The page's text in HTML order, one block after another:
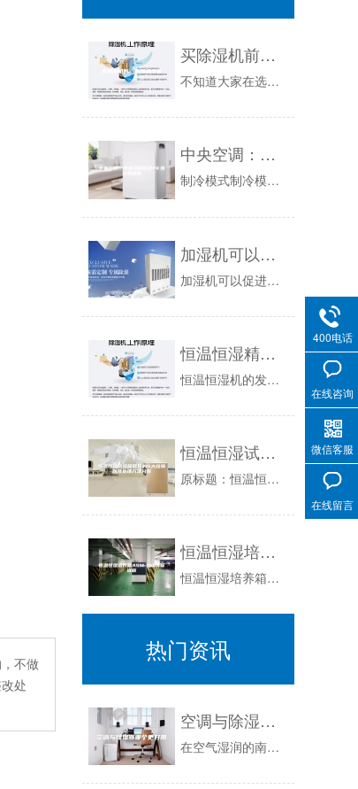
不做
处
买除湿机前，先看点干货
不知道大家在选购除湿机时首先考虑的是什么呢?相信不少人只会关注品牌、款式、功能、价格，认为这样买除湿机就大功告成了。这种选购方式当然没问题，...
中央空调：中央空调除湿PK独立除湿机
制冷模式制冷模式是任何空调都有的模式，也是空调最基本的功能。空调的冷却过程必须伴有除湿。湿空气通过空调的蒸发器后，温度会大大降低。空气湿度处...
加湿机可以促进印刷生产
加湿机可以促进印刷生产：今年的印刷厂日子不好过，史上最严格的环保条例给印刷行业上了一道紧箍咒不说，就连纸张的价格是不断上涨，虽然现在有所回落...
恒温恒湿精密空调机的正确维护方式和高效利用
恒温恒湿机的发展并不是非常的长久，但是其技术确实有着较明显的进步，并且由于近几年来环境问题的加重，从而也就使得该设备在多个行业中得到了广泛的...
恒温恒湿试验箱常见的5大故障以及处理方法分析
原标题：恒温恒湿试验箱常见的5大故障以及处理方法分析恒温恒湿试验箱能够模拟自然天气下的温度和湿度变化，从而对试验物品进行高温、低温、湿度和干...
恒温恒湿培养箱ASM-150N标准版
恒温恒湿培养箱标准版恒温恒湿箱又名恒温恒湿培养箱，HSX-N系列恒温恒湿培养箱属于高精度恒温恒湿实验设备，具有稳定性好，精确度高等优点，适用...
热门资讯
空调与除湿器哪个更好用
在空气湿润的南方，几乎每家每户都会配有空调，空调的作用不仅是为我们带来温度适宜的家居，还可以为我们的室内做除湿处理。但是空调毕竟主要功能是调...
400电话
在线咨询
微信客服
在线留言